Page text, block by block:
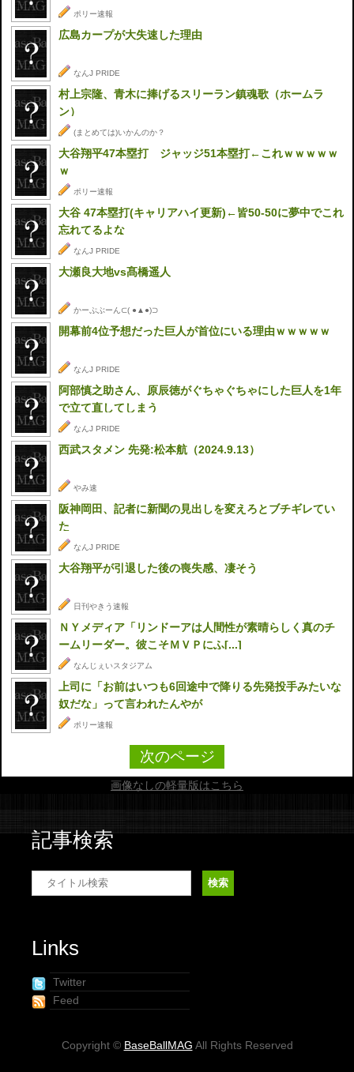
ポリー速報
広島カープが大失速した理由
なんJ PRIDE
村上宗隆、青木に捧げるスリーラン鎮魂歌（ホームラ
ン）
(まとめては)いかんのか？
大谷翔平47本塁打 ジャッジ51本塁打←これｗｗｗｗｗ
ｗ
ポリー速報
大谷 47本塁打(キャリアハイ更新)←皆50-50に夢中でこれ
忘れてるよな
なんJ PRIDE
大瀬良大地vs髙橋遥人
かーぷぶーん⊂( ●▲●)⊃
開幕前4位予想だった巨人が首位にいる理由ｗｗｗｗｗ
なんJ PRIDE
阿部慎之助さん、原辰徳がぐちゃぐちゃにした巨人を1年
で立て直してしまう
なんJ PRIDE
西武スタメン 先発:松本航（2024.9.13）
やみ速
阪神岡田、記者に新聞の見出しを変えろとブチギレてい
た
なんJ PRIDE
大谷翔平が引退した後の喪失感、凄そう
日刊やきう速報
ＮＹメディア「リンドーアは人間性が素晴らしく真のチ
ームリーダー。彼こそＭＶＰにふ[...]
なんじぇいスタジアム
上司に「お前はいつも6回途中で降りる先発投手みたいな
奴だな」って言われたんやが
ポリー速報
次のページ
画像なしの軽量版はこちら
記事検索
Links
Twitter
Feed
Copyright © BaseBallMAG All Rights Reserved